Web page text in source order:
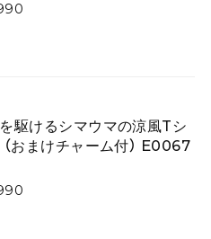
着しました。凄く早くて嬉
駆けるシマウマの涼風Tシ
（おまけチャーム付） E0067